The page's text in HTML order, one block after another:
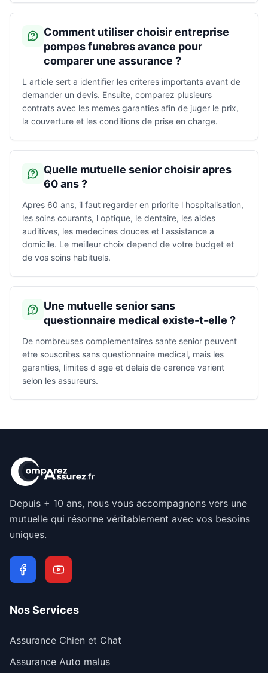
Comment utiliser choisir entreprise
pompes funebres avance pour
comparer une assurance ?
L article sert a identifier les criteres importants avant de
demander un devis. Ensuite, comparez plusieurs
contrats avec les memes garanties afin de juger le prix,
la couverture et les conditions de prise en charge.
Quelle mutuelle senior choisir apres
60 ans ?
Apres 60 ans, il faut regarder en priorite l hospitalisation,
les soins courants, l optique, le dentaire, les aides
auditives, les medecines douces et l assistance a
domicile. Le meilleur choix depend de votre budget et
de vos soins habituels.
Une mutuelle senior sans
questionnaire medical existe-t-elle ?
De nombreuses complementaires sante senior peuvent
etre souscrites sans questionnaire medical, mais les
garanties, limites d age et delais de carence varient
selon les assureurs.
Depuis + 10 ans, nous vous accompagnons vers une
mutuelle qui résonne véritablement avec vos besoins
uniques.
Nos Services
Assurance Chien et Chat
Assurance Auto malus